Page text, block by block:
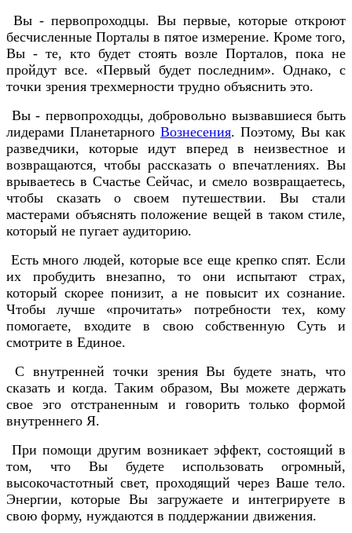
Вы - первопроходцы. Вы первые, которые откроют
бесчисленные Порталы в пятое измерение. Кроме того,
Вы - те, кто будет стоять возле Порталов, пока не
пройдут все. «Первый будет последним». Однако, с
точки зрения трехмерности трудно объяснить это.
Вы - первопроходцы, добровольно вызвавшиеся быть
лидерами Планетарного Вознесения. Поэтому, Вы как
разведчики, которые идут вперед в неизвестное и
возвращаются, чтобы рассказать о впечатлениях. Вы
врываетесь в Счастье Сейчас, и смело возвращаетесь,
чтобы сказать о своем путешествии. Вы стали
мастерами объяснять положение вещей в таком стиле,
который не пугает аудиторию.
Есть много людей, которые все еще крепко спят. Если
их пробудить внезапно, то они испытают страх,
который скорее понизит, а не повысит их сознание.
Чтобы лучше «прочитать» потребности тех, кому
помогаете, входите в свою собственную Суть и
смотрите в Единое.
С внутренней точки зрения Вы будете знать, что
сказать и когда. Таким образом, Вы можете держать
свое эго отстраненным и говорить только формой
внутреннего Я.
При помощи другим возникает эффект, состоящий в
том, что Вы будете использовать огромный,
высокочастотный свет, проходящий через Ваше тело.
Энергии, которые Вы загружаете и интегрируете в
свою форму, нуждаются в поддержании движения.